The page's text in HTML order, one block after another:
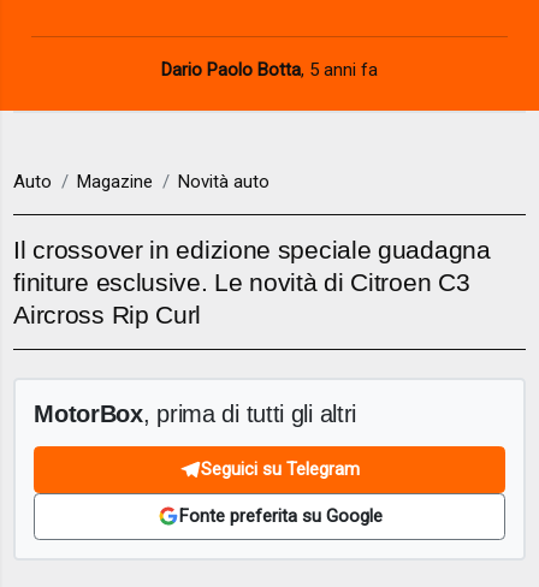
Dario Paolo Botta, 5 anni fa
Auto Magazine Novità auto
Il crossover in edizione speciale guadagna
finiture esclusive. Le novità di Citroen C3
Aircross Rip Curl
MotorBox, prima di tutti gli altri
Seguici su Telegram
Fonte preferita su Google